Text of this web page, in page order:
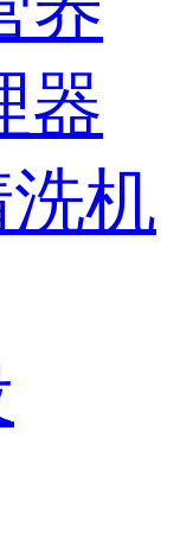
器
机